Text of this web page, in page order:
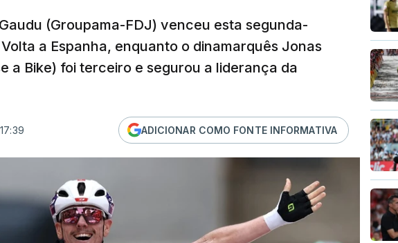
(Groupama-FDJ) venceu esta segunda-
a Espanha, enquanto o dinamarquês Jonas
a Bike) foi terceiro e segurou a liderança da
ADICIONAR COMO FONTE INFORMATIVA